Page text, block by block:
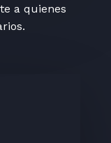
a quienes